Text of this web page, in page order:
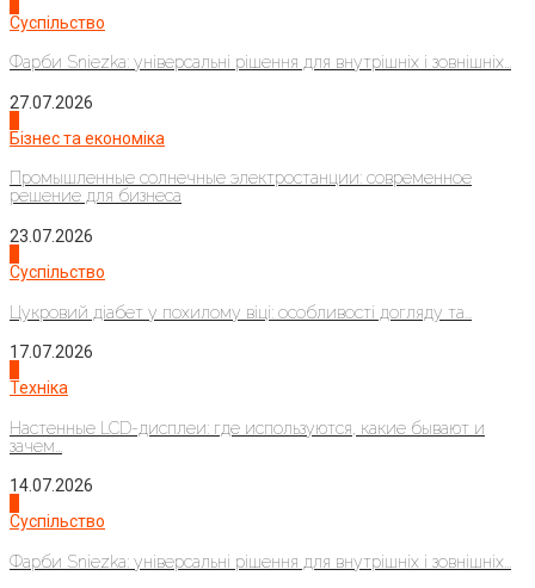
Суспільство
Фарби Sniezka: універсальні рішення для внутрішніх і зовнішніх...
27.07.2026
Бізнес та економіка
Промышленные солнечные электростанции: современное
решение для бизнеса
23.07.2026
Суспільство
Цукровий діабет у похилому віці: особливості догляду та...
17.07.2026
Техніка
Настенные LCD-дисплеи: где используются, какие бывают и
зачем...
14.07.2026
Суспільство
Фарби Sniezka: універсальні рішення для внутрішніх і зовнішніх...